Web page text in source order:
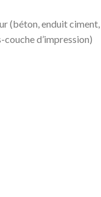
(béton, enduit ciment,
d’impression)